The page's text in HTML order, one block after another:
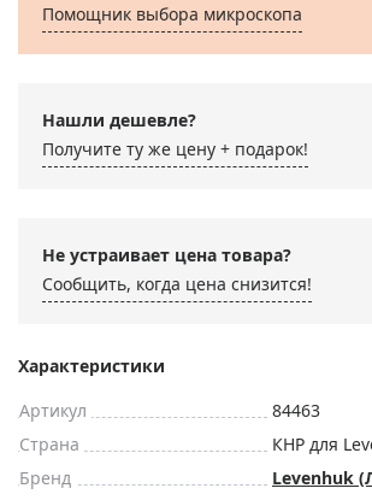
Помощник выбора микроскoпа
Нашли дешевле?
Получите ту же цену + подарок!
Не устраивает цена товара?
Сообщить, когда цена снизится!
Характеристики
Артикул
84463
Страна
КНР для
Бренд
Levenhuk